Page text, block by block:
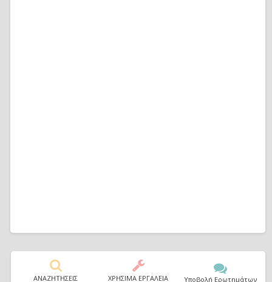
ΑΝΑΖΗΤΗΣΕΙΣ ΧΡΗΣΙΜΑ ΕΡΓΑΛΕΙΑ Υποβολή Ερωτημάτων